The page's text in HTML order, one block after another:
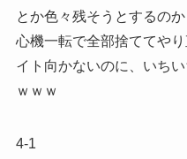
とか色々残そうとするのか
心機一転で全部捨ててや
イト向かないのに、いち
ｗｗｗ
4-1